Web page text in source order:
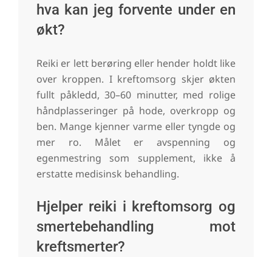
hva kan jeg forvente under en
økt?
Reiki er lett berøring eller hender holdt like
over kroppen. I kreftomsorg skjer økten
fullt påkledd, 30–60 minutter, med rolige
håndplasseringer på hode, overkropp og
ben. Mange kjenner varme eller tyngde og
mer ro. Målet er avspenning og
egenmestring som supplement, ikke å
erstatte medisinsk behandling.
Hjelper reiki i kreftomsorg og
smertebehandling mot
kreftsmerter?